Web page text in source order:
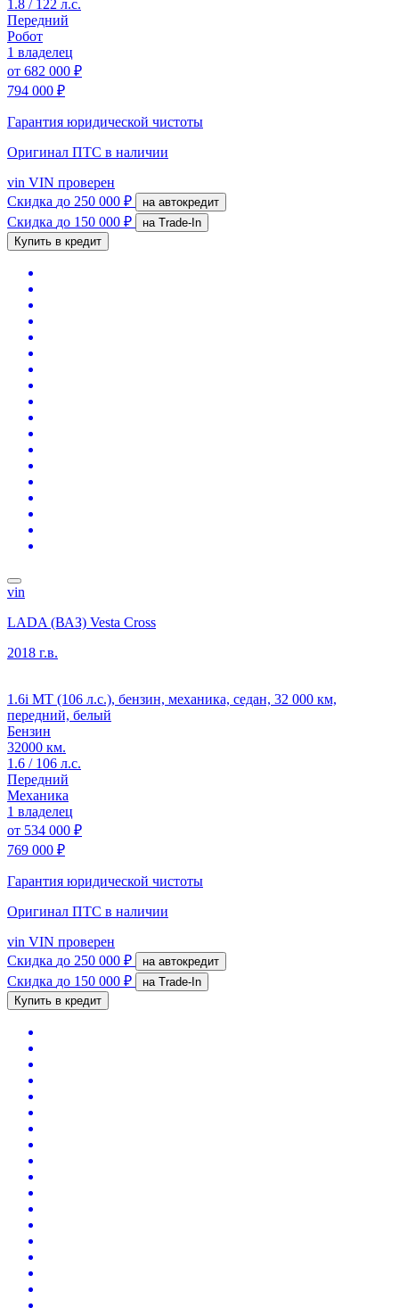
1.8 / 122 л.с.
Передний
Робот
1 владелец
от 682 000 ₽
794 000 ₽
Гарантия юридической чистоты
Оригинал ПТС в наличии
vin VIN проверен
Скидка до 250 000 ₽ на автокредит
Скидка до 150 000 ₽
на Trade-In
Купить в кредит
vin
LADA (ВАЗ) Vesta Cross
2018 г.в.
1.6i MT (106 л.с.), бензин, механика, седан, 32 000 км,
передний, белый
Бензин
32000 км.
1.6 / 106 л.с.
Передний
Механика
1 владелец
от 534 000 ₽
769 000 ₽
Гарантия юридической чистоты
Оригинал ПТС в наличии
vin VIN проверен
Скидка до 250 000 ₽ на автокредит
Скидка до 150 000 ₽
на Trade-In
Купить в кредит